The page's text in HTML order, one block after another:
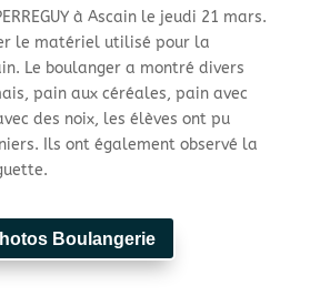
à Ascain le jeudi 21 mars.
le matériel utilisé pour la
Le boulanger a montré divers
pain aux céréales, pain avec
des noix, les élèves ont pu
Ils ont également observé la
Boulangerie